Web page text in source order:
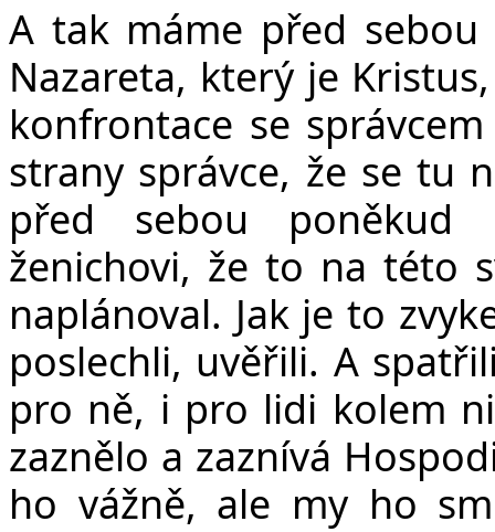
A tak máme před sebou
Nazareta, který je
konfrontace se
strany správce, že se tu
před sebou poněkud
ženichovi, že to na této
naplánoval. Jak je to
poslechli, uvěřili. A
pro ně, i pro lidi kolem
zaznělo a zaznívá
ho vážně, ale my ho